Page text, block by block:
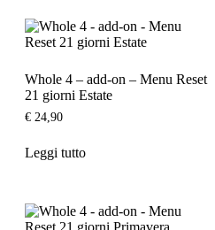
Whole 4 – add-on – Menu Reset
21 giorni Estate
€24,90
Leggi tutto